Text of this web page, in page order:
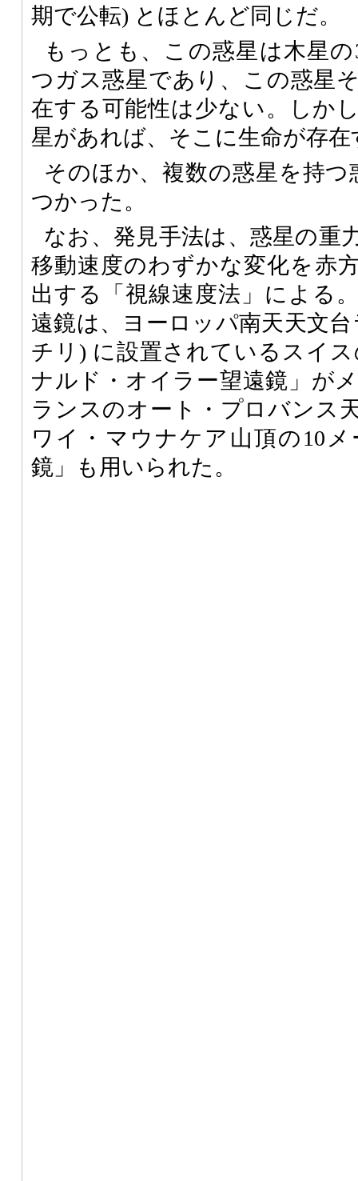
期で公転) とほとんど同じだ。
もっとも、この惑星は木星
つガス惑星であり、この惑星
在する可能性は少ない。しか
星があれば、そこに生命が存
そのほか、複数の惑星を持
つかった。
なお、発見手法は、惑星の重
移動速度のわずかな変化を赤
出する「視線速度法」による
遠鏡は、ヨーロッパ南天天文
チリ) に設置されているスイ
ナルド・オイラー望遠鏡」が
ランスのオート・プロバンス
ワイ・マウナケア山頂の10
鏡」も用いられた。